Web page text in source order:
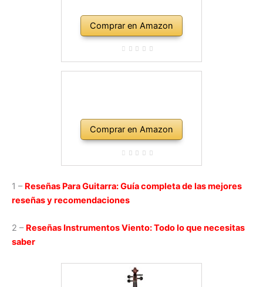
Comprar en Amazon
Comprar en Amazon
1 – Reseñas Para Guitarra: Guía completa de las mejores
reseñas y recomendaciones
2 – Reseñas Instrumentos Viento: Todo lo que necesitas
saber